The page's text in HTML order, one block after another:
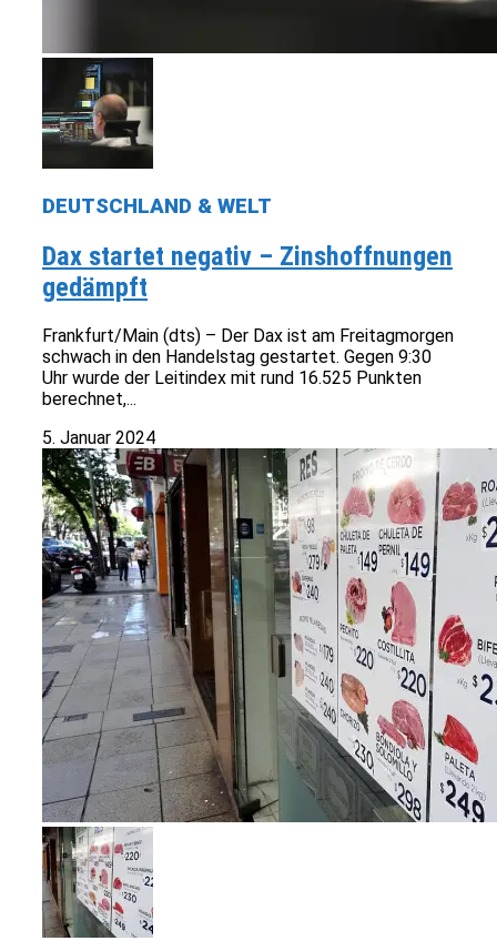
DEUTSCHLAND & WELT
Dax startet negativ – Zinshoffnungen
gedämpft
Frankfurt/Main (dts) – Der Dax ist am Freitagmorgen
schwach in den Handelstag gestartet. Gegen 9:30
Uhr wurde der Leitindex mit rund 16.525 Punkten
berechnet,...
5. Januar 2024